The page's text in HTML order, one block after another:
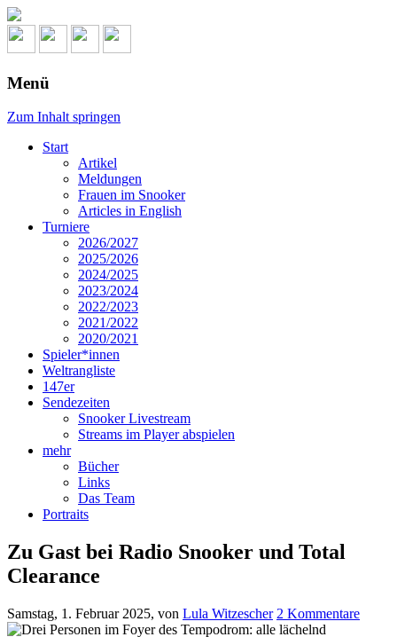
Menü
Zum Inhalt springen
Start
Artikel
Meldungen
Frauen im Snooker
Articles in English
Turniere
2026/2027
2025/2026
2024/2025
2023/2024
2022/2023
2021/2022
2020/2021
Spieler*innen
Weltrangliste
147er
Sendezeiten
Snooker Livestream
Streams im Player abspielen
mehr
Bücher
Links
Das Team
Portraits
Zu Gast bei Radio Snooker und Total
Clearance
Samstag, 1. Februar 2025, von Lula Witzescher 2 Kommentare